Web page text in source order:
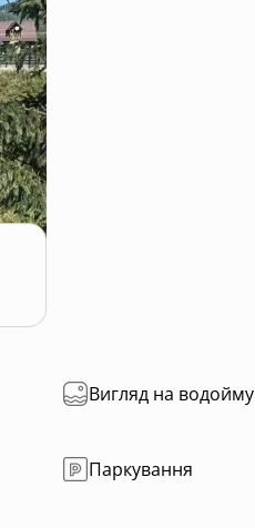
24/7
котел
РЕЛАКС.
Вигляд на водойму
Паркування